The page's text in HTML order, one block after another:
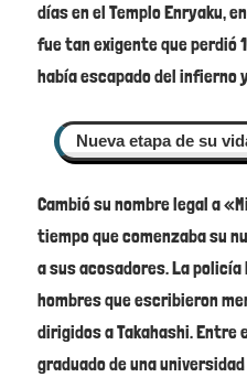
días en el Templo Enryaku,
fue tan exigente que perdió
había escapado del infierno
Nueva etapa de su
Cambió su nombre legal a
tiempo que comenzaba su
a sus acosadores. La
hombres que escribieron
dirigidos a Takahashi. Entre
graduado de una